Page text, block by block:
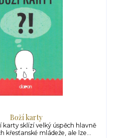
Boží karty
karty sklízí velký úspěch hlavně
křesťanské mládeže, ale lze...